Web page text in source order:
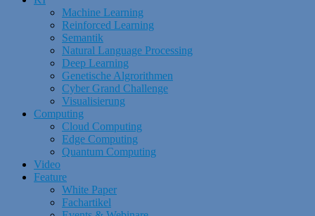
Machine Learning
Reinforced Learning
Semantik
Natural Language Processing
Deep Learning
Genetische Algrorithmen
Cyber Grand Challenge
Visualisierung
Computing
Cloud Computing
Edge Computing
Quantum Computing
Video
Feature
White Paper
Fachartikel